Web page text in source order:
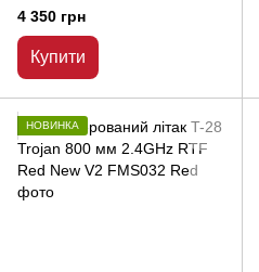
4 350 грн
Купити
НОВИНКА